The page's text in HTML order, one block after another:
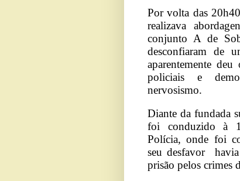
Por volta das
realizava
conjunto A de
desconfiaram de
aparentemente
policiais e
nervosismo.
Diante da fundada
foi conduzido à
Polícia, onde foi
seu desfavor
prisão pelos crimes